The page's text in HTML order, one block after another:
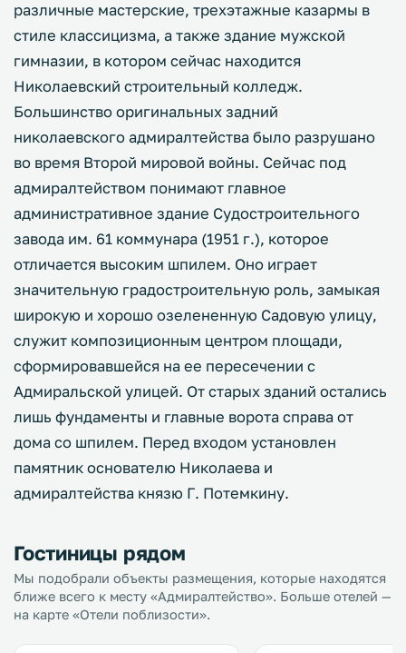
различные мастерские, трехэтажные казармы в
стиле классицизма, а также здание мужской
гимназии, в котором сейчас находится
Николаевский строительный колледж.
Большинство оригинальных задний
николаевского адмиралтейства было разрушано
во время Второй мировой войны. Сейчас под
адмиралтейством понимают главное
административное здание Судостроительного
завода им. 61 коммунара (1951 г.), которое
отличается высоким шпилем. Оно играет
значительную градостроительную роль, замыкая
широкую и хорошо озелененную Садовую улицу,
служит композиционным центром площади,
сформировавшейся на ее пересечении с
Адмиральской улицей. От старых зданий остались
лишь фундаменты и главные ворота справа от
дома со шпилем. Перед входом установлен
памятник основателю Николаева и
адмиралтейства князю Г. Потемкину.
Гостиницы рядом
Мы подобрали объекты размещения, которые находятся
ближе всего к месту «Адмиралтейство». Больше отелей —
на карте «Отели поблизости».